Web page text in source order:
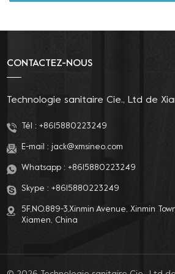
qui réduit votre empreinte carbone.
planète. Alors, que vous exploriez des
ou que vous embarquiez pour le road
compagnon de voyage idéal pour vous
frais et prêt. pour votre prochaine
jeu d'hygiène de voyage dès aujourd'hui !
CONTACTEZ-NOUS
Technologie sanitaire Cie., Ltd de
Tél : +8615880223249
E-mail : jack@xmsineo.com
Whatsapp : +8615880223249
Skype : +8615880223249
5F,NO.889-3,Xinmin Avenue, Xinmin
Xiamen, China